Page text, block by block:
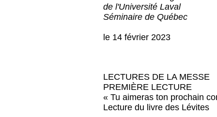
de l'Université Laval
Séminaire de Québec
le 14 février 2023
LECTURES DE LA MESSE
PREMIÈRE LECTURE
« Tu aimeras ton prochain
Lecture du livre des Lévites